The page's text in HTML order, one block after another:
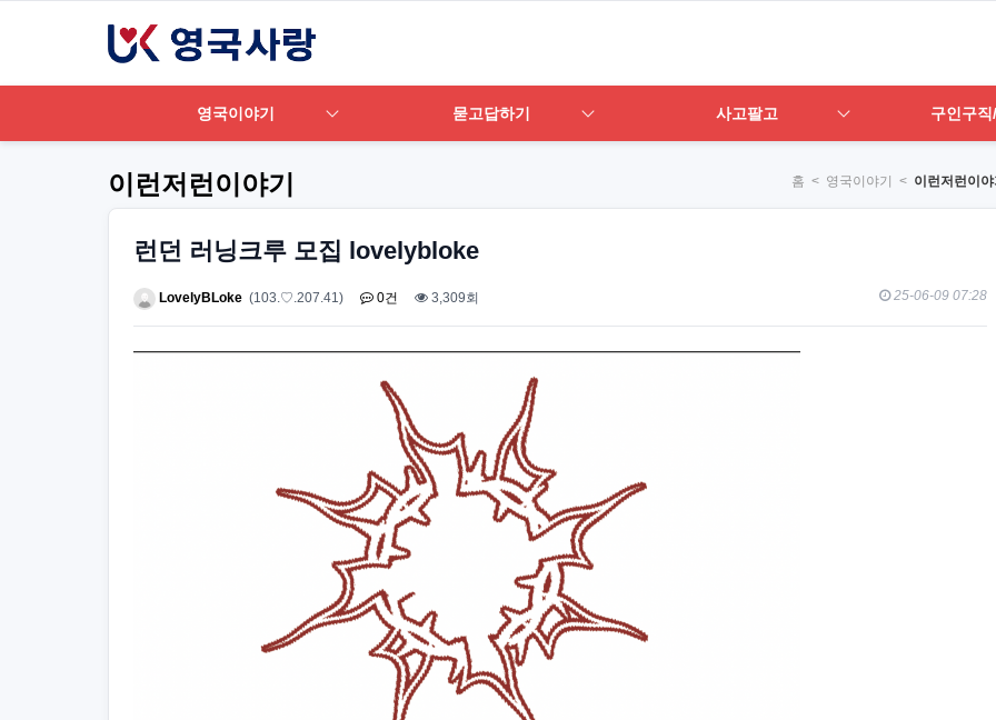
영국이야기 묻고답하기 사고팔고 구인구
이런저런이야기 홈 < 영국이야기 < 이런저런이
런던 러닝크루 모집 lovelybloke
LovelyBLoke (103.♡.207.41) 0건 3,309회 25-06-09 07:28